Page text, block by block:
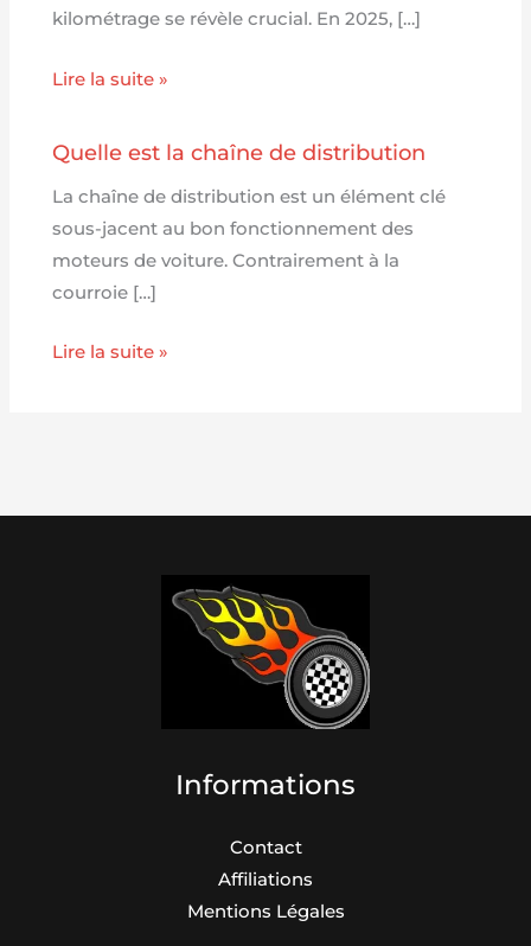
kilométrage se révèle crucial. En 2025, […]
Lire la suite »
Quelle est la chaîne de distribution
La chaîne de distribution est un élément clé
sous-jacent au bon fonctionnement des
moteurs de voiture. Contrairement à la
courroie […]
Lire la suite »
Informations
Contact
Affiliations
Mentions Légales